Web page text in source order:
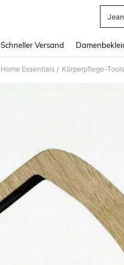
Schneller Versand
Home Essentials / Körperpflege-Tools